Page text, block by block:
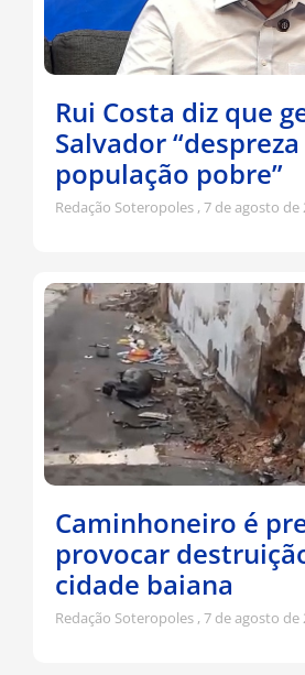
Rui Costa diz que
Salvador “despreza
população pobre”
Redação Soteropoles 7 de agosto de
Caminhoneiro é
provocar
cidade baiana
Redação Soteropoles 7 de agosto de